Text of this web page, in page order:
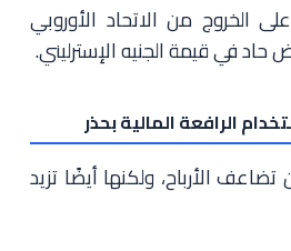
الخروج من الاتحاد الأوروبي
الرافعة المالية بحذر
تضاعف الأرباح، ولكنها أيضًا تزيد